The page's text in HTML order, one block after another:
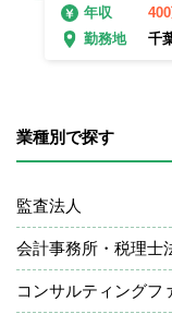
年収
勤務地
千
業種別で探す
監査法人
会計事務所・税理士
コンサルティングフ